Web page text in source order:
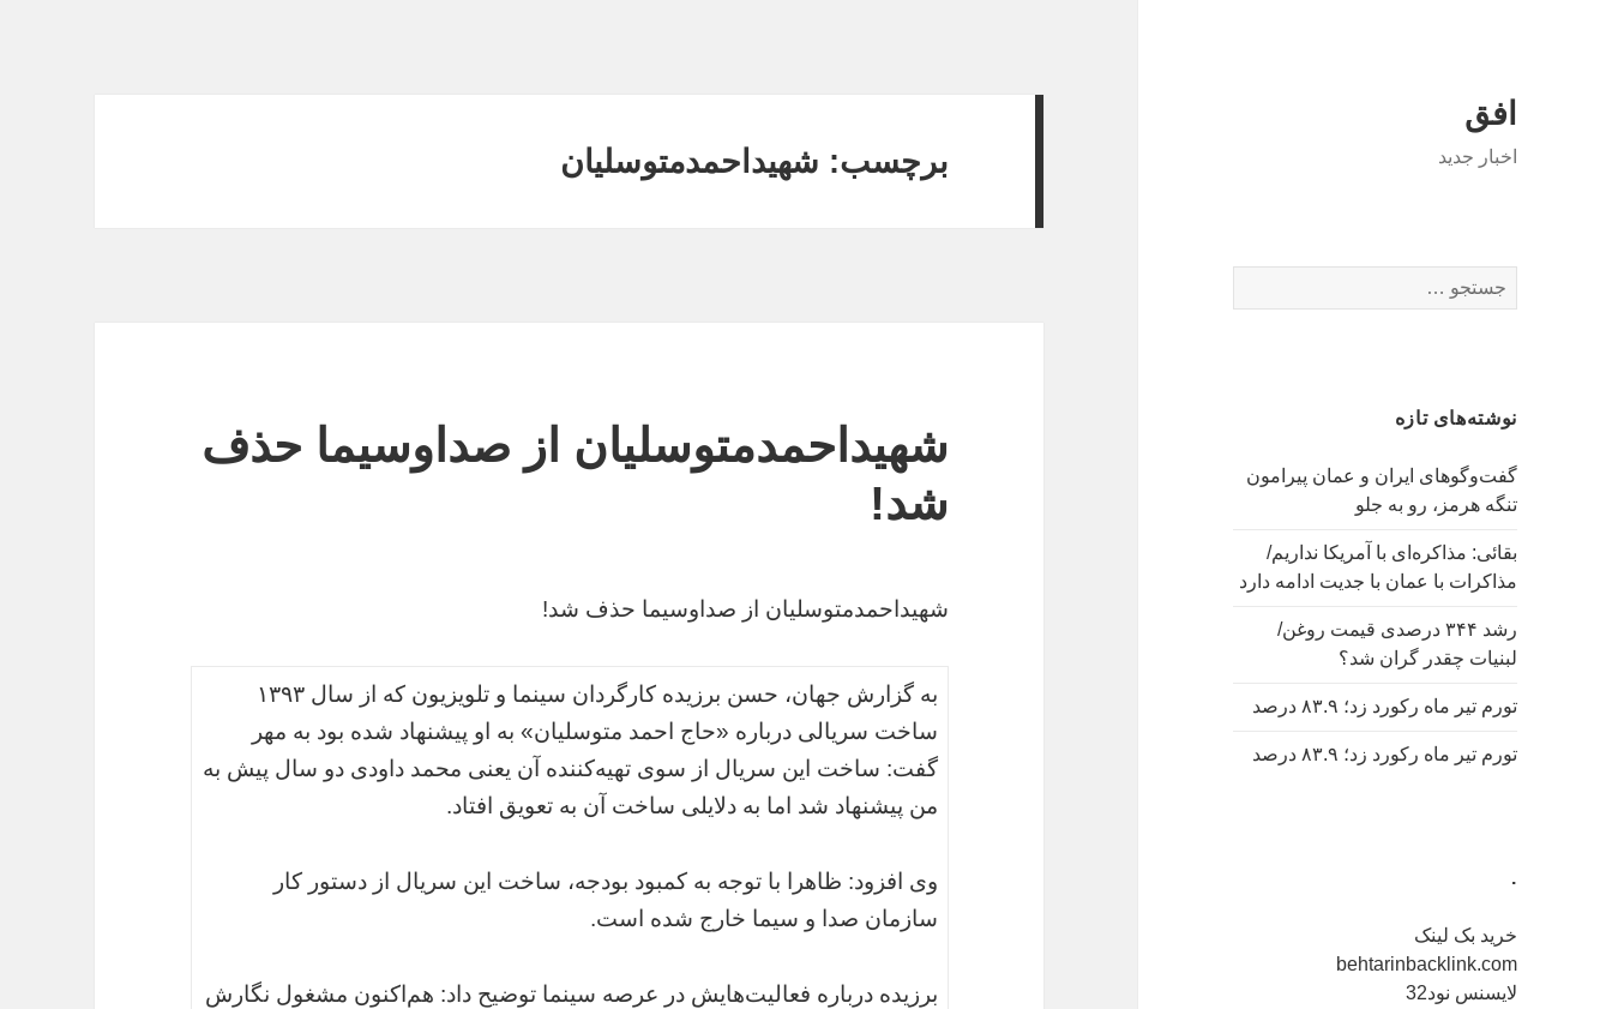
افق
اخبار جدید
برای:
نوشته‌های تازه
گفت‌وگوهای ایران و عمان پیرامون
تنگه هرمز، رو به جلو
بقائی: مذاکره‌ای با آمریکا نداریم/
مذاکرات با عمان با جدیت ادامه دارد
رشد ۳۴۴ درصدی قیمت روغن/
لبنیات چقدر گران شد؟
تورم تیر ماه رکورد زد؛ ۸۳.۹ درصد
تورم تیر ماه رکورد زد؛ ۸۳.۹ درصد
.
خرید بک لینک
behtarinbacklink.com
لایسنس نود32
برچسب: شهیداحمدمتوسلیان
شهیداحمدمتوسلیان از صداوسیما حذف
شد!
شهیداحمدمتوسلیان از صداوسیما حذف شد!
به گزارش جهان،‌ حسن برزیده کارگردان سینما و تلویزیون که از سال ۱۳۹۳
ساخت سریالی درباره «حاج احمد متوسلیان» به او پیشنهاد شده بود به مهر
گفت: ساخت این سریال از سوی تهیه‌کننده آن یعنی محمد داودی دو سال پیش به
من پیشنهاد شد اما به دلایلی ساخت آن به تعویق افتاد.
وی افزود: ظاهرا با توجه به کمبود بودجه، ساخت این سریال از دستور کار
سازمان صدا و سیما خارج شده است.
برزیده درباره فعالیت‌هایش در عرصه سینما توضیح داد: هم‌اکنون مشغول نگارش